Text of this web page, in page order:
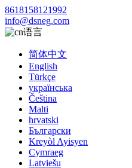
8618158121992
info@dsneg.com
语言
简体中文
English
Türkçe
українська
Čeština
Malti
hrvatski
Български
Kreyòl Ayisyen
Cymraeg
Latviešu